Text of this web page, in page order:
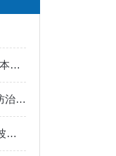
三菱DC输入晶体管输出模块基本概论与特点
三菱变频器对仪表产生干扰的防治措施
低损耗 + 强适配，三菱噪声滤波器升级电路防护